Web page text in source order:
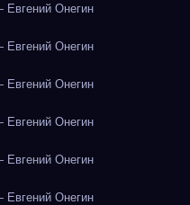
Онегин
Онегин
Онегин
Онегин
Онегин
Онегин